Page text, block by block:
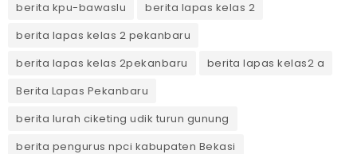
berita kpu-bawaslu
berita lapas kelas 2
berita lapas kelas 2 pekanbaru
berita lapas kelas 2pekanbaru
berita lapas kelas2 a
Berita Lapas Pekanbaru
berita lurah ciketing udik turun gunung
berita pengurus npci kabupaten Bekasi